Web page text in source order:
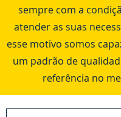
sempre com a
atender as suas
esse motivo somos
um padrão de
referência no